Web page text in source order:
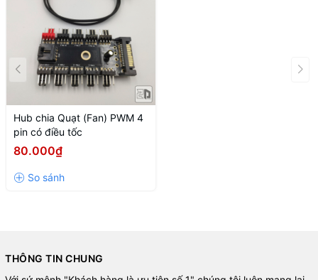
Hub chia Quạt (Fan) PWM 4
pin có điều tốc
80.000₫
THÔNG TIN CHUNG